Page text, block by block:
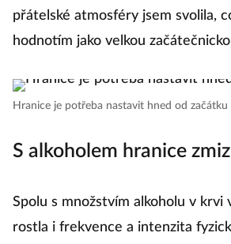
přátelské atmosféry jsem svolila,
hodnotím jako velkou
Hranice je potřeba nastavit hned od začátku
S alkoholem hranice
Spolu s množstvím alkoholu v krvi
rostla i frekvence a intenzita